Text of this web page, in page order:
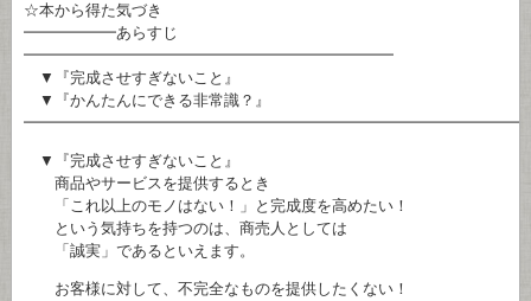
☆本から得た気づき
━━━━━━あらすじ
━━━━━━━━━━━━━━━━━━━━━━━━
▼『完成させすぎないこと』
▼『かんたんにできる非常識？』
▼『完成させすぎないこと』
商品やサービスを提供するとき
「これ以上のモノはない！」と完成度を高めたい！
という気持ちを持つのは、商売人としては
「誠実」であるといえます。
お客様に対して、不完全なものを提供したくない！